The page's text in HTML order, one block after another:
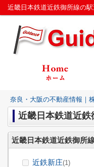
近畿日本鉄道近鉄御所線の
奈良・大阪の不動産情報｜
近畿日本鉄道近
近畿日本鉄道近鉄御所
近鉄新庄(1)